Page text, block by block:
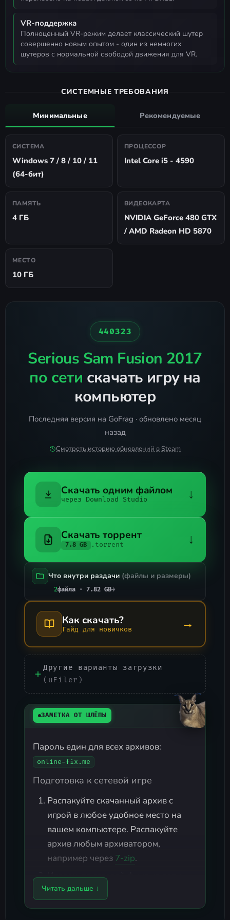
VR-поддержка
полноценный VR-режим делает классический шутер
совершенно новым опытом - один из немногих
шутеров с нормальной свободой движения для VR.
СИСТЕМНЫЕ ТРЕБОВАНИЯ
Минимальные Рекомендуемые
СИСТЕМА
Windows 7 / 8 / 10 / 11
(64-бит)
ПРОЦЕССОР
Intel Core i5 - 4590
ПАМЯТЬ
4 ГБ
ВИДЕОКАРТА
NVIDIA GeForce 480 GTX
/ AMD Radeon HD 5870
МЕСТО
10 ГБ
440323
Serious Sam Fusion 2017
по сети скачать игру на
компьютер
Последняя версия на GoFrag · обновлено месяц
назад
Смотреть историю обновлений в Steam
Скачать одним файлом
через Download Studio ↓
Скачать торрент
7.8 GB .torrent ↓
Что внутри раздачи (файлы и размеры)
2файла · 7.82 GB→
Как скачать?
Гайд для новичков →
Другие варианты загрузки
(uFiler)
ЗАМЕТКА ОТ ШЛЁПЫ
Пароль един для всех архивов:
online-fix.me
Подготовка к сетевой игре
Распакуйте скачанный архив с
игрой в любое удобное место на
вашем компьютере. Распакуйте
архив любым архиватором,
например через 7-zip.
Извлеките сетевой фикс из папки
Fix Repair и переместите все
Читать дальше ↓